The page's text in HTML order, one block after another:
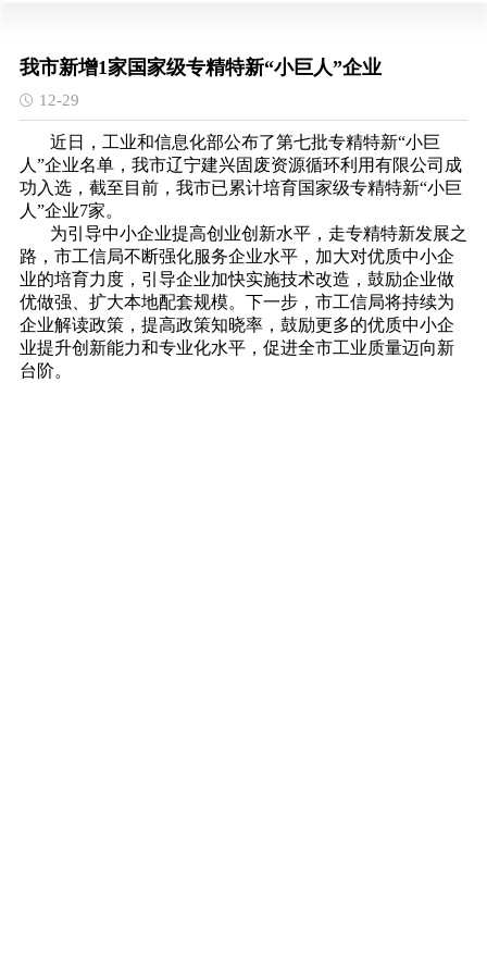
我市新增1家国家级专精特新“小巨人”企业
12-29
近日，工业和信息化部公布了第七批专精特新“小巨
人”企业名单，我市辽宁建兴固废资源循环利用有限公司成
功入选，截至目前，我市已累计培育国家级专精特新“小巨
人”企业7家。
为引导中小企业提高创业创新水平，走专精特新发展之
路，市工信局不断强化服务企业水平，加大对优质中小企
业的培育力度，引导企业加快实施技术改造，鼓励企业做
优做强、扩大本地配套规模。下一步，市工信局将持续为
企业解读政策，提高政策知晓率，鼓励更多的优质中小企
业提升创新能力和专业化水平，促进全市工业质量迈向新
台阶。